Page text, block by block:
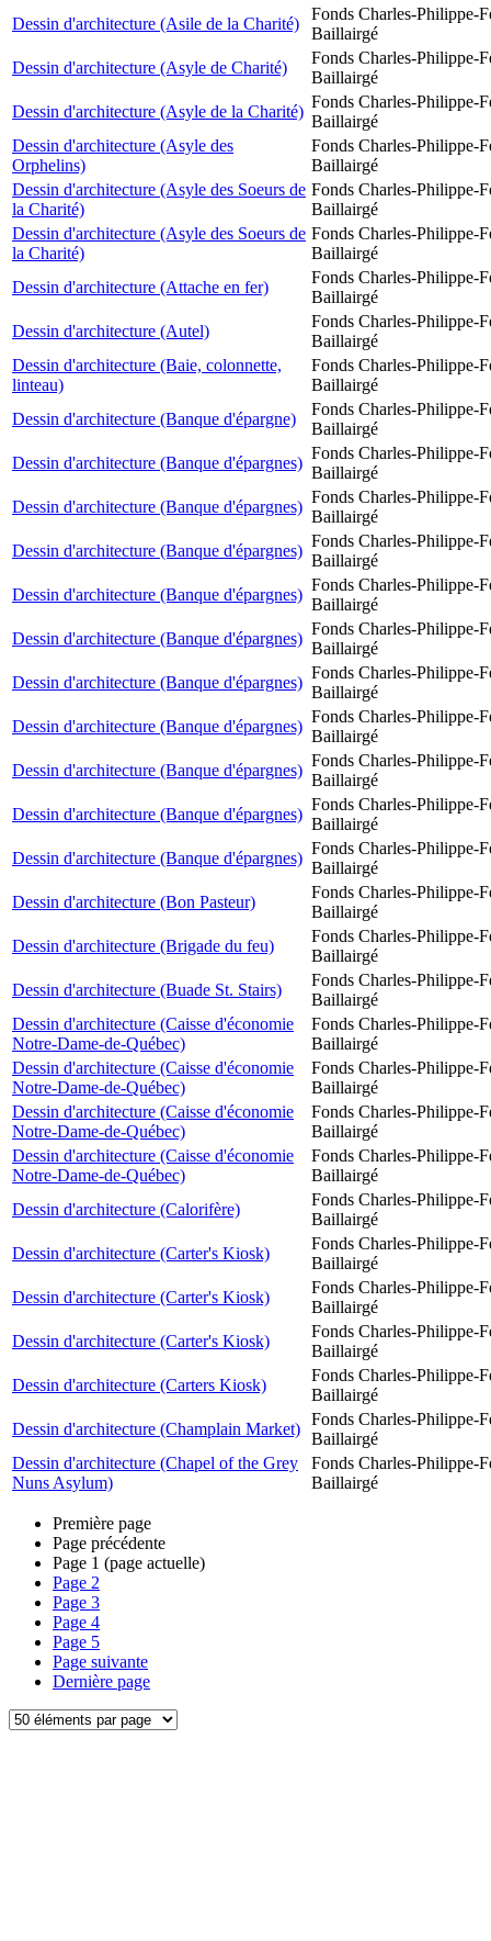
Dessin d'architecture (Asile de la Charité)
Fonds Charles-Philippe-
Baillairgé
Dessin d'architecture (Asyle de Charité)
Fonds Charles-Philippe-
Baillairgé
Dessin d'architecture (Asyle de la Charité)
Fonds Charles-Philippe-
Baillairgé
Dessin d'architecture (Asyle des
Orphelins)
Fonds Charles-Philippe-
Baillairgé
Dessin d'architecture (Asyle des Soeurs de
la Charité)
Fonds Charles-Philippe-
Baillairgé
Dessin d'architecture (Asyle des Soeurs de
la Charité)
Fonds Charles-Philippe-
Baillairgé
Dessin d'architecture (Attache en fer)
Fonds Charles-Philippe-
Baillairgé
Dessin d'architecture (Autel)
Fonds Charles-Philippe-
Baillairgé
Dessin d'architecture (Baie, colonnette,
linteau)
Fonds Charles-Philippe-
Baillairgé
Dessin d'architecture (Banque d'épargne)
Fonds Charles-Philippe-
Baillairgé
Dessin d'architecture (Banque d'épargnes)
Fonds Charles-Philippe-
Baillairgé
Dessin d'architecture (Banque d'épargnes)
Fonds Charles-Philippe-
Baillairgé
Dessin d'architecture (Banque d'épargnes)
Fonds Charles-Philippe-
Baillairgé
Dessin d'architecture (Banque d'épargnes)
Fonds Charles-Philippe-
Baillairgé
Dessin d'architecture (Banque d'épargnes)
Fonds Charles-Philippe-
Baillairgé
Dessin d'architecture (Banque d'épargnes)
Fonds Charles-Philippe-
Baillairgé
Dessin d'architecture (Banque d'épargnes)
Fonds Charles-Philippe-
Baillairgé
Dessin d'architecture (Banque d'épargnes)
Fonds Charles-Philippe-
Baillairgé
Dessin d'architecture (Banque d'épargnes)
Fonds Charles-Philippe-
Baillairgé
Dessin d'architecture (Banque d'épargnes)
Fonds Charles-Philippe-
Baillairgé
Dessin d'architecture (Bon Pasteur)
Fonds Charles-Philippe-
Baillairgé
Dessin d'architecture (Brigade du feu)
Fonds Charles-Philippe-
Baillairgé
Dessin d'architecture (Buade St. Stairs)
Fonds Charles-Philippe-
Baillairgé
Dessin d'architecture (Caisse d'économie
Notre-Dame-de-Québec)
Fonds Charles-Philippe-
Baillairgé
Dessin d'architecture (Caisse d'économie
Notre-Dame-de-Québec)
Fonds Charles-Philippe-
Baillairgé
Dessin d'architecture (Caisse d'économie
Notre-Dame-de-Québec)
Fonds Charles-Philippe-
Baillairgé
Dessin d'architecture (Caisse d'économie
Notre-Dame-de-Québec)
Fonds Charles-Philippe-
Baillairgé
Dessin d'architecture (Calorifère)
Fonds Charles-Philippe-
Baillairgé
Dessin d'architecture (Carter's Kiosk)
Fonds Charles-Philippe-
Baillairgé
Dessin d'architecture (Carter's Kiosk)
Fonds Charles-Philippe-
Baillairgé
Dessin d'architecture (Carter's Kiosk)
Fonds Charles-Philippe-
Baillairgé
Dessin d'architecture (Carters Kiosk)
Fonds Charles-Philippe-
Baillairgé
Dessin d'architecture (Champlain Market)
Fonds Charles-Philippe-
Baillairgé
Dessin d'architecture (Chapel of the Grey
Nuns Asylum)
Fonds Charles-Philippe-
Baillairgé
Première page
Page précédente
Page 1 (page actuelle)
Page 2
Page 3
Page 4
Page 5
Page suivante
Dernière page